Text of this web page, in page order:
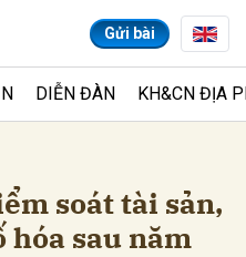
Gửi bài
DIỄN ĐÀN KH&CN ĐỊA
soát tài sản,
hóa sau năm